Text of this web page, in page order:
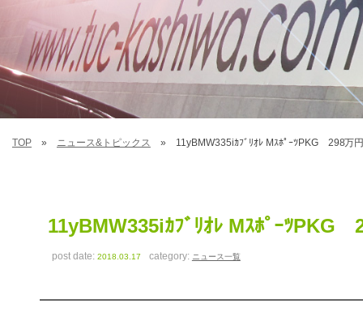
TOP ニュース&トピックス 11yBMW335iｶﾌﾞﾘｵﾚ MｽﾎﾟｰﾂPKG 298万
11yBMW335iｶﾌﾞﾘｵﾚ MｽﾎﾟｰﾂPKG
post date:2018.03.17 category: ニュース一覧